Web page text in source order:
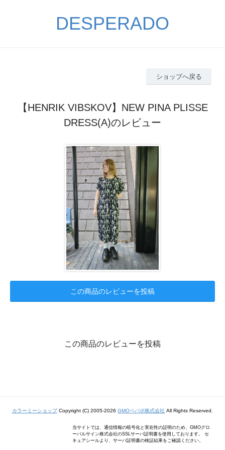
DESPERADO
ショップへ戻る
【HENRIK VIBSKOV】NEW PINA PLISSE
DRESS(A)のレビュー
この商品のレビューを投稿
この商品のレビューを投稿
カラーミーショップCopyright (C) 2005-2026 GMOペパボ株式会社 All Rights Reserved.
当サイトでは、通信情報の暗号化と実在性の証明のため、GMOグロ
ーバルサイン株式会社のSSLサーバ証明書を使用しております。 セ
キュアシールより、サーバ証明書の検証結果をご確認ください。